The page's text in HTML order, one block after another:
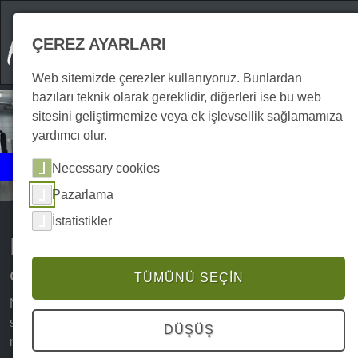
Etkinlikler
Aşçılık
Harz Dağları'nda mutfak
deneyimleri ve etkinlikler
Mutfak lezzetleri söz konusu olduğunda Harz'ın
sunabileceği çok şey vardır. Çok sayıda kafe, bar, pub ve
restoran, ağzınızı sulandıracak lezzetli yemekler ve Harz
ÇEREZ AYARLARI
Web sitemizde çerezler kullanıyoruz. Bunlardan
bazıları teknik olarak gereklidir, diğerleri ise bu web
sitesini geliştirmemize veya ek işlevsellik sağlamamıza
yardımcı olur.
Necessary cookies
Pazarlama
İstatistikler
TÜMÜNÜ SEÇIN
DÜŞÜŞ